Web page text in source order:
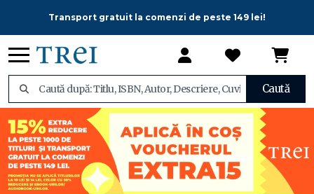
Transport gratuit la comenzi de peste 149 lei!
Caută